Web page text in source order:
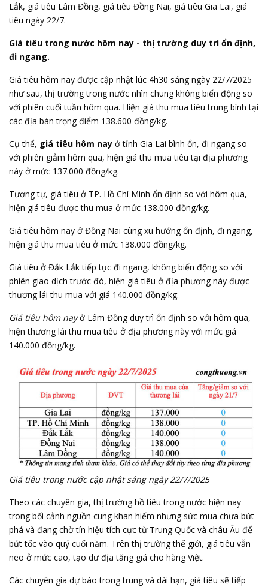
Lắk, giá tiêu Lâm Đồng, giá tiêu Đồng Nai, giá tiêu Gia Lai, giá
tiêu ngày 22/7.
Giá tiêu trong nước hôm nay - thị trường duy trì ổn định,
đi ngang.
Giá tiêu hôm nay được cập nhật lúc 4h30 sáng ngày 22/7/2025
như sau, thị trường trong nước nhìn chung không biến động so
với phiên cuối tuần hôm qua. Hiện giá thu mua tiêu trung bình tại
các địa bàn trọng điểm 138.600 đồng/kg.
Cụ thể, giá tiêu hôm nay ở tỉnh Gia Lai bình ổn, đi ngang so
với phiên giảm hôm qua, hiện giá thu mua tiêu tại địa phương
này ở mức 137.000 đồng/kg.
Tương tự, giá tiêu ở TP. Hồ Chí Minh ổn định so với hôm qua,
hiện giá tiêu được thu mua ở mức 138.000 đồng/kg.
Giá tiêu hôm nay ở Đồng Nai cùng xu hướng ổn định, đi ngang,
hiện giá thu mua tiêu ở mức 138.000 đồng/kg.
Giá tiêu ở Đắk Lắk tiếp tục đi ngang, không biến động so với
phiên giao dịch trước đó, hiện giá tiêu ở địa phương này được
thương lái thu mua với giá 140.000 đồng/kg.
Giá tiêu hôm nayở Lâm Đồng duy trì ổn định so với hôm qua,
hiện thương lái thu mua tiêu ở địa phương này với mức giá
140.000 đồng/kg.
Giá tiêu trong nước cập nhật sáng ngày 22/7/2025
Theo các chuyên gia, thị trường hồ tiêu trong nước hiện nay
trong bối cảnh nguồn cung khan hiếm nhưng sức mua chưa bứt
phá và đang chờ tín hiệu tích cực từ Trung Quốc và châu Âu để
bứt tốc vào quý cuối năm. Trên thị trường thế giới, giá tiêu vẫn
neo ở mức cao, tạo dư địa tăng giá cho hàng Việt.
Các chuyên gia dự báo trong trung và dài hạn, giá tiêu sẽ tiếp